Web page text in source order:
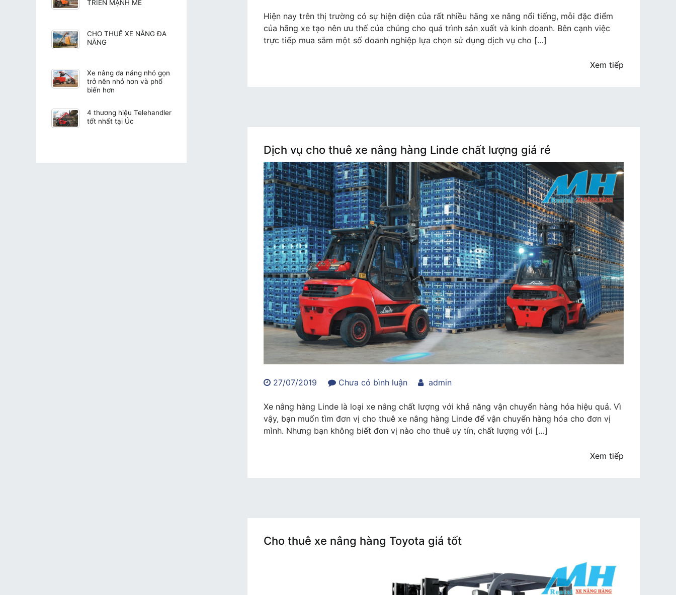
vụ
cho
thuê
Hiện nay trên thị trường có sự hiện diện của rất nhiều hãng xe nâng nổi tiếng, mỗi đặc điểm
của hãng xe tạo nên ưu thế của chúng cho quá trình sản xuất và kinh doanh. Bên cạnh việc
trực tiếp mua sắm một số doanh nghiệp lựa chọn sử dụng dịch vụ cho […]
Xem tiếp
Dịch vụ cho thuê xe nâng hàng Linde chất lượng giá rẻ
27/07/2019 Chưa có bình luậntrong
vụ
cho
thuê
admin
Xe nâng hàng Linde là loại xe nâng chất lượng với khả năng vận chuyển hàng hóa hiệu quả. Vì
vậy, bạn muốn tìm đơn vị cho thuê xe nâng hàng Linde để vận chuyển hàng hóa cho đơn vị
mình. Nhưng bạn không biết đơn vị nào cho thuê uy tín, chất lượng với […]
Xem tiếp
Cho thuê xe nâng hàng Toyota giá tốt
TRIỂN MẠNH MẼ
CHO THUÊ XE NÂNG ĐA
NĂNG
Xe nâng đa năng nhỏ gọn
trở nên nhỏ hơn và phổ
biến hơn
4 thương hiệu Telehandler
tốt nhất tại Úc